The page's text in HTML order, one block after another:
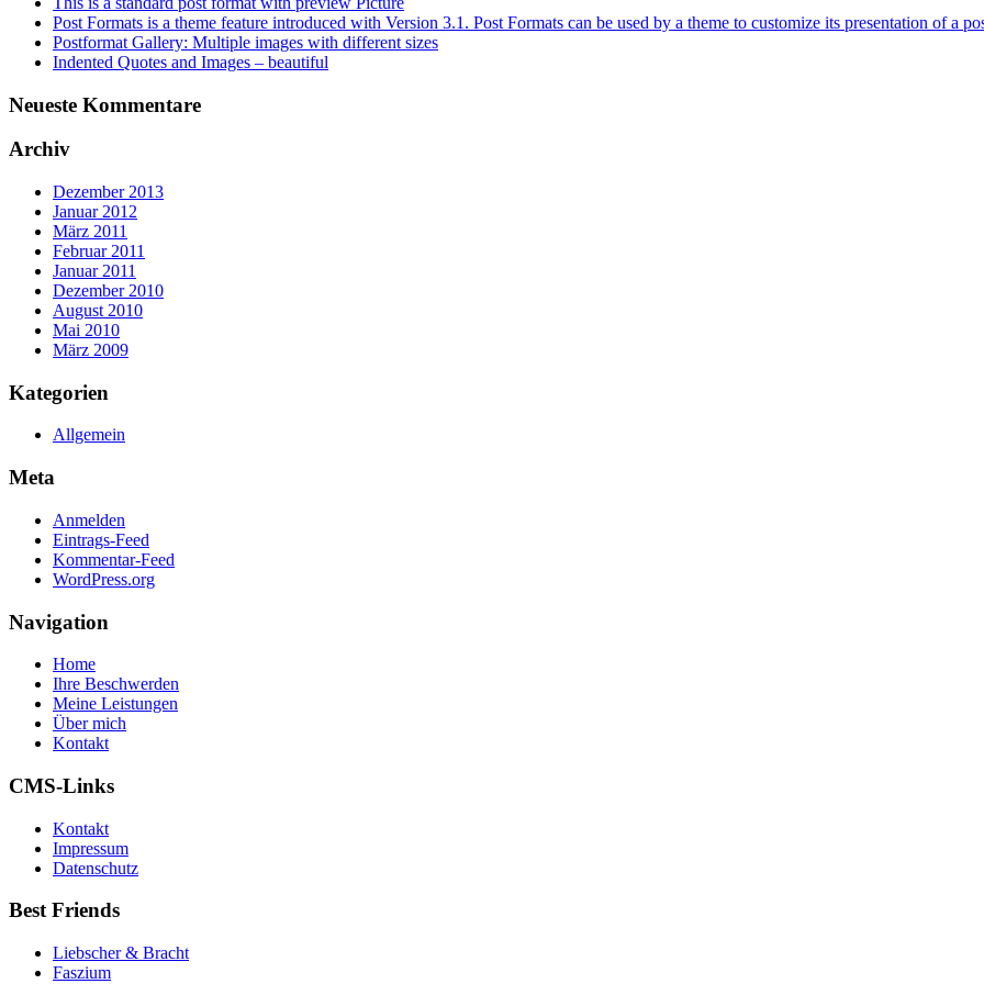
Post Formats is a theme feature introduced with Version 3.1. Post Formats can be used by a theme to customize its presentation of a
Postformat Gallery: Multiple images with different sizes
Indented Quotes and Images – beautiful
Neueste Kommentare
Archiv
Dezember 2013
Januar 2012
März 2011
Februar 2011
Januar 2011
Dezember 2010
August 2010
Mai 2010
März 2009
Kategorien
Allgemein
Meta
Anmelden
Eintrags-Feed
Kommentar-Feed
WordPress.org
Navigation
Home
Ihre Beschwerden
Meine Leistungen
Über mich
Kontakt
CMS-Links
Kontakt
Impressum
Datenschutz
Best Friends
Liebscher & Bracht
Faszium